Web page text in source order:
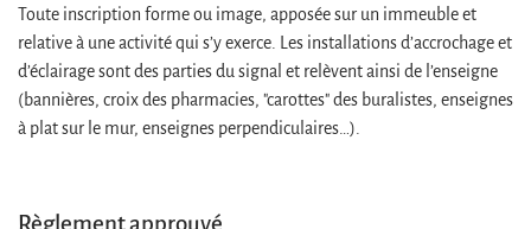
Toute inscription forme ou image, apposée sur un immeuble et
relative à une activité qui s’y exerce. Les installations d’accrochage et
d’éclairage sont des parties du signal et relèvent ainsi de l’enseigne
(bannières, croix des pharmacies, "carottes" des buralistes, enseignes
à plat sur le mur, enseignes perpendiculaires…).
Règlement approuvé